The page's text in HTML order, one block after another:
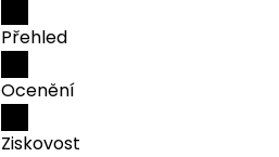
Přehled
Ocenění
Ziskovost